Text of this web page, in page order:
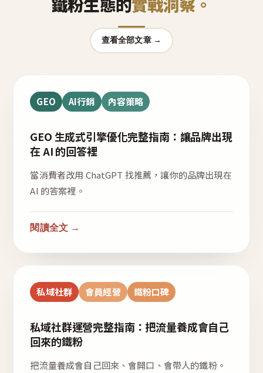
查看全部文章 →
GEO AI行銷 內容策略
GEO 生成式引擎優化完整指南：讓品牌出現
在 AI 的回答裡
當消費者改用 ChatGPT 找推薦，讓你的品牌出現在
AI 的答案裡。
閱讀全文 →
私域社群 會員經營 鐵粉口碑
私域社群運營完整指南：把流量養成會自己
回來的鐵粉
把流量養成會自己回來、會開口、會帶人的鐵粉。